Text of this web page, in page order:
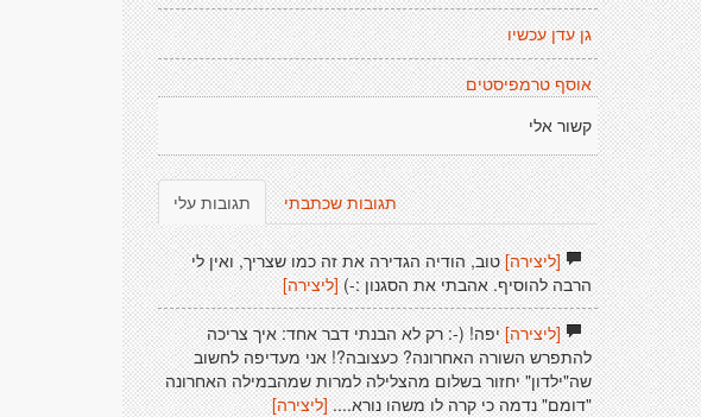
גן עדן עכשיו
אוסף טרמפיסטים
קשור אלי
תגובות עלי תגובות שכתבתי
[ליצירה]טוב, הודיה הגדירה את זה כמו שצריך, ואין לי
הרבה להוסיף. אהבתי את הסגנון :-) [ליצירה]
[ליצירה]יפה! (-: רק לא הבנתי דבר אחד: איך צריכה
להתפרש השורה האחרונה? כעצובה?! אני מעדיפה לחשוב
שה"ילדון" יחזור בשלום מהצלילה למרות שמהבמילה האחרונה
"דומם" נדמה כי קרה לו משהו נורא....[ליצירה]